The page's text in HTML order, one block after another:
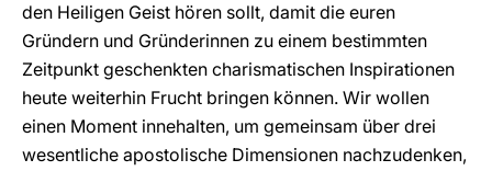
den Heiligen Geist hören sollt, damit die euren
Gründern und Gründerinnen zu einem bestimmten
Zeitpunkt geschenkten charismatischen Inspirationen
heute weiterhin Frucht bringen können. Wir wollen
einen Moment innehalten, um gemeinsam über drei
wesentliche apostolische Dimensionen nachzudenken,